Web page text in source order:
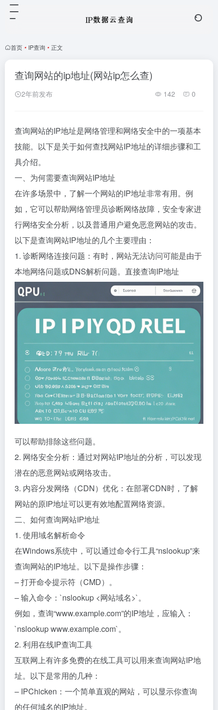
首页 • IP查询 • 正文
查询网站的ip地址(网站ip怎么查)
2年前发布 142 0
查询网站的IP地址是网络管理和网络安全中的一项基本
技能。以下是关于如何查找网站IP地址的详细步骤和工
具介绍。
一、为何需要查询网站IP地址
在许多场景中，了解一个网站的IP地址非常有用。例
如，它可以帮助网络管理员诊断网络故障，安全专家进
行网络安全分析，以及普通用户避免恶意网站的攻击。
以下是查询网站IP地址的几个主要理由：
1. 诊断网络连接问题：有时，网站无法访问可能是由于
本地网络问题或DNS解析问题。直接查询IP地址
可以帮助排除这些问题。
2. 网络安全分析：通过对网站IP地址的分析，可以发现
潜在的恶意网站或网络攻击。
3. 内容分发网络（CDN）优化：在部署CDN时，了解
网站的原IP地址可以更有效地配置网络资源。
二、如何查询网站IP地址
1. 使用域名解析命令
在Windows系统中，可以通过命令行工具“nslookup”来
查询网站的IP地址。以下是操作步骤：
– 打开命令提示符（CMD）。
– 输入命令：`nslookup <网站域名>`。
例如，查询“www.example.com”的IP地址，应输入：
`nslookup www.example.com`。
2. 利用在线IP查询工具
互联网上有许多免费的在线工具可以用来查询网站IP地
址。以下是常用的几种：
– IPChicken：一个简单直观的网站，可以显示你查询
的任何域名的IP地址。